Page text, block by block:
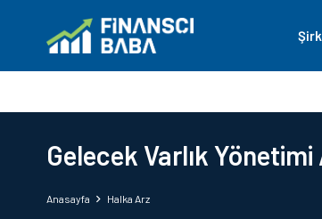
Gelecek Varlık
Anasayfa Halka Arz